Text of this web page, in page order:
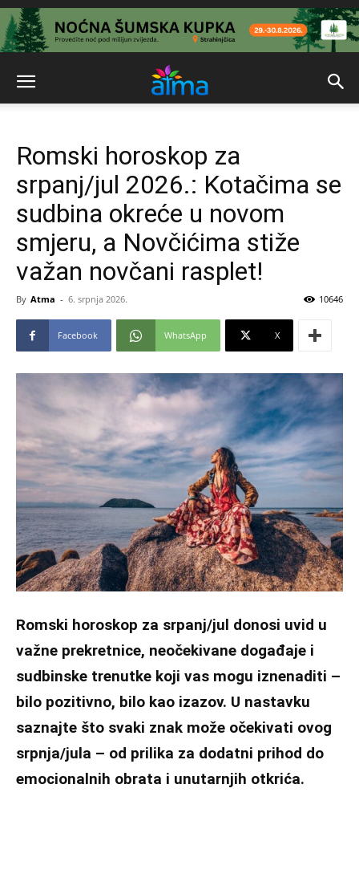
Romski horoskop za
srpanj/jul 2026.: Kotačima se
sudbina okreće u novom
smjeru, a Novčićima stiže
važan novčani rasplet!
By Atma - 6. srpnja 2026. 10646
Facebook WhatsApp X
Romski horoskop za srpanj/jul donosi uvid u
važne prekretnice, neočekivane događaje i
sudbinske trenutke koji vas mogu iznenaditi –
bilo pozitivno, bilo kao izazov. U nastavku
saznajte što svaki znak može očekivati ovog
srpnja/jula – od prilika za dodatni prihod do
emocionalnih obrata i unutarnjih otkrića.